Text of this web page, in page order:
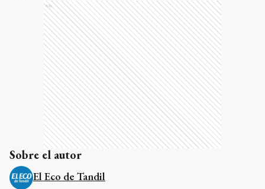
Ads
Sobre el autor
El Eco de Tandil